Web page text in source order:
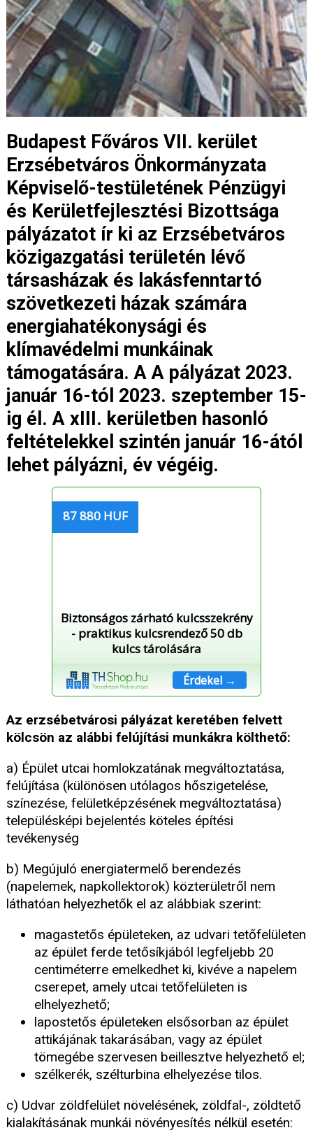
Budapest Főváros VII. kerület
Erzsébetváros Önkormányzata
Képviselő-testületének Pénzügyi
és Kerületfejlesztési Bizottsága
pályázatot ír ki az Erzsébetváros
közigazgatási területén lévő
társasházak és lakásfenntartó
szövetkezeti házak számára
energiahatékonysági és
klímavédelmi munkáinak
támogatására. A A pályázat 2023.
január 16-tól 2023. szeptember 15-
ig él. A xIII. kerületben hasonló
feltételekkel szintén január 16-ától
lehet pályázni, év végéig.
87 880 HUF
Biztonságos zárható kulcsszekrény
- praktikus kulcsrendező 50 db
kulcs tárolására
Érdekel →
Az erzsébetvárosi pályázat keretében felvett
kölcsön az alábbi felújítási munkákra költhető:
a) Épület utcai homlokzatának megváltoztatása,
felújítása (különösen utólagos hőszigetelése,
színezése, felületképzésének megváltoztatása)
településképi bejelentés köteles építési
tevékenység
b) Megújuló energiatermelő berendezés
(napelemek, napkollektorok) közterületről nem
láthatóan helyezhetők el az alábbiak szerint:
magastetős épületeken, az udvari tetőfelületen
az épület ferde tetősíkjából legfeljebb 20
centiméterre emelkedhet ki, kivéve a napelem
cserepet, amely utcai tetőfelületen is
elhelyezhető;
lapostetős épületeken elsősorban az épület
attikájának takarásában, vagy az épület
tömegébe szervesen beillesztve helyezhető el;
szélkerék, szélturbina elhelyezése tilos.
c) Udvar zöldfelület növelésének, zöldfal-, zöldtető
kialakításának munkái növényesítés nélkül esetén: